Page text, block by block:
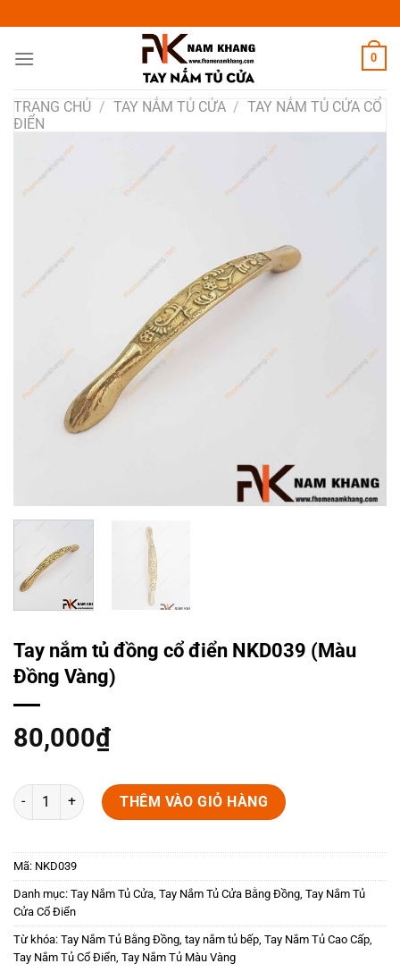
đến
nội
0
TRANG CHỦ / TAY NẮM TỦ CỬA / TAY NẮM TỦ CỬA CỔ
ĐIỂN
Tay nắm tủ đồng cổ điển NKD039 (Màu
Đồng Vàng)
80,000₫
Tay nắm tủ đồng cổ điển NKD039 (Màu Đồng Vàng) số lượng
THÊM VÀO GIỎ HÀNG
Mã: NKD039
Danh mục: Tay Nắm Tủ Cửa, Tay Nắm Tủ Cửa Bằng Đồng, Tay Nắm Tủ
Cửa Cổ Điển
Từ khóa: Tay Nắm Tủ Bằng Đồng, tay nắm tủ bếp, Tay Nắm Tủ Cao Cấp,
Tay Nắm Tủ Cổ Điển, Tay Nắm Tủ Màu Vàng